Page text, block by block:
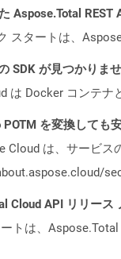
Aspose.Total
スタートは、
SDK が見つかりま
は Docker コンテナ
POTM を変換しても
Cloud は、サービ
Cloud API リリース
トは、